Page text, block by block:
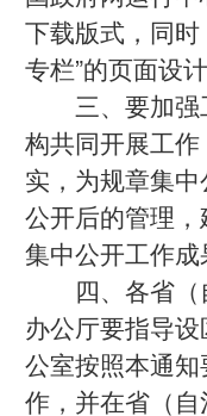
下载版式，同
专栏”的页面设
三、要加
构共同开展工
实，为规章集
公开后的管理
集中公开工作成
四、各省
办公厅要指导
公室按照本通
作，并在省（